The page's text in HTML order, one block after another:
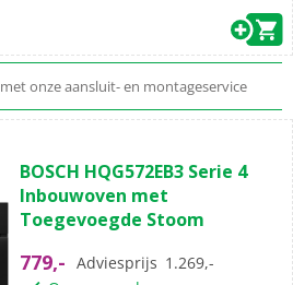
met onze aansluit- en montageservice
van
de
5
3
BOSCH HQG572EB3 Serie 4
Inbouwoven met
Toegevoegde Stoom
779,- Adviesprijs 1.269,-